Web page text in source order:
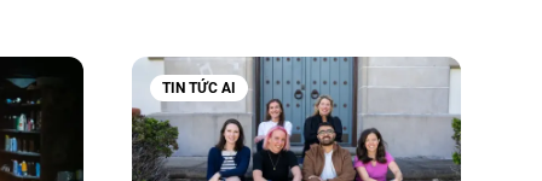
TIN TỨC AI